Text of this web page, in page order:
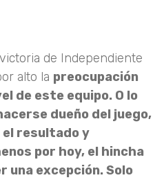
de Independiente
alto la preocupación
de este equipo. O lo
dueño del juego,
el resultado y
por hoy, el hincha
una excepción. Solo